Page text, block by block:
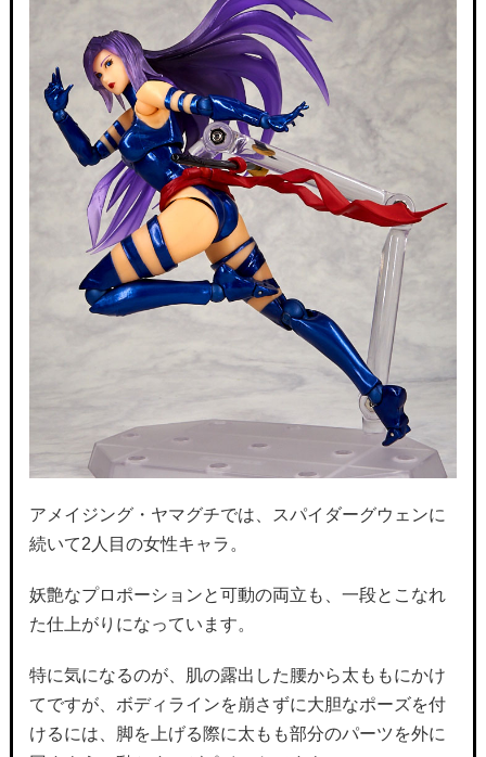
アメイジング・ヤマグチでは、スパイダーグウェンに
続いて2人目の女性キャラ。
妖艶なプロポーションと可動の両立も、一段とこなれ
た仕上がりになっています。
特に気になるのが、肌の露出した腰から太ももにかけ
てですが、ボディラインを崩さずに大胆なポーズを付
けるには、脚を上げる際に太もも部分のパーツを外に